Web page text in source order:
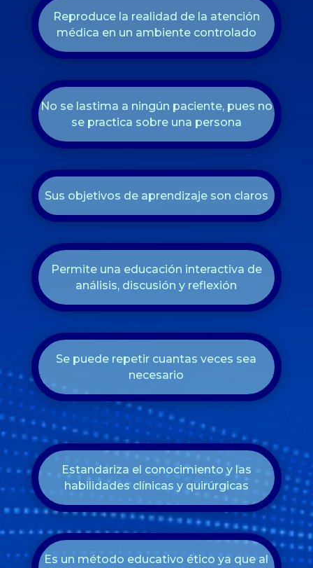
Reproduce la realidad de la atención
médica en un ambiente controlado
No se lastima a ningún paciente, pues no
se practica sobre una persona
Sus objetivos de aprendizaje son claros
Permite una educación interactiva de
análisis, discusión y reflexión
Se puede repetir cuantas veces sea
necesario
Estandariza el conocimiento y las
habilidades clínicas y quirúrgicas
Es un método educativo ético ya que al